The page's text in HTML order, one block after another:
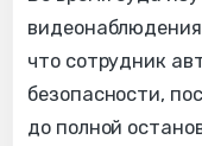
что сотрудник
безопасности,
до полной